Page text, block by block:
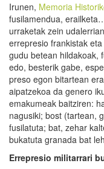
Irunen, Memoria
fusilamendua,
urraketak zein
errepresio frankistak
gudu betean hildakoak,
edo, besterik gabe,
preso egon bitartean
aipatzekoa da genero
emakumeak baitziren:
nagusiki; bost (tartean,
fusilatuta; bat, zehar
bukatuta granada bat
Errepresio militarrari